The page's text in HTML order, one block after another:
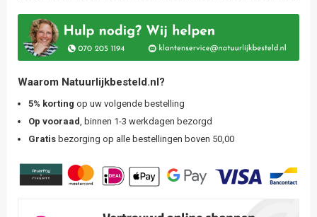
Waarom Natuurlijkbesteld.nl?
5% korting op uw volgende bestelling
Op vooraad
, binnen 1-3 werkdagen bezorgd
Gratis bezorging op alle bestellingen boven 50,00